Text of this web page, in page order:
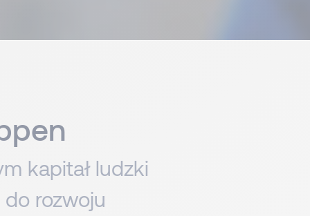
kapitał ludzki
rozwoju